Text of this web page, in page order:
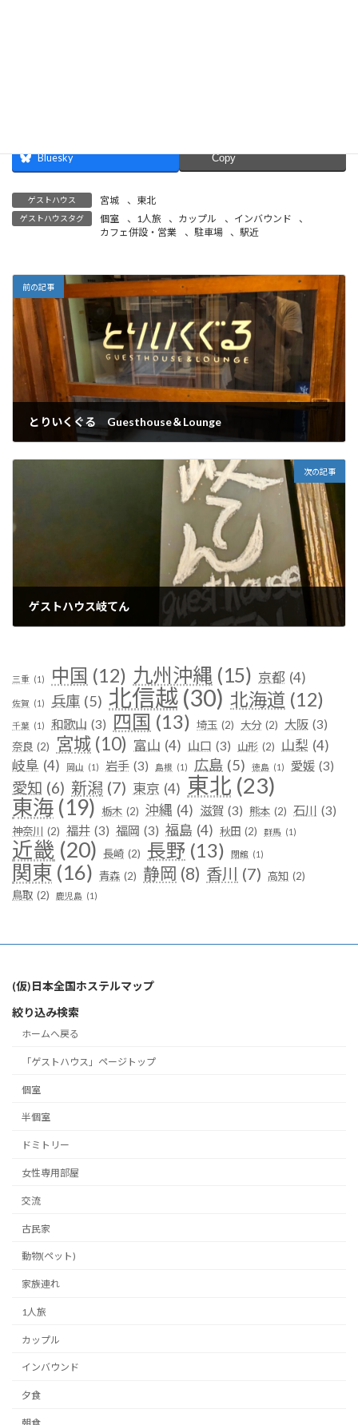
Bluesky Copy
ゲストハウス 宮城 、 東北
ゲストハウスタグ 個室 、 1人旅 、 カップル 、 インバウンド
、
カフェ併設・営業
、 駐車場 、 駅近
前の記事
とりいくぐる Guesthouse＆Lounge
次の記事
ゲストハウス岐てん
三重 (1) 中国 (12) 九州沖縄 (15) 京都 (4)
佐賀 (1) 兵庫 (5) 北信越 (30) 北海道 (12)
千葉 (1) 和歌山 (3) 四国 (13) 埼玉 (2) 大分 (2) 大阪 (3)
奈良 (2) 宮城 (10) 富山 (4) 山口 (3) 山形 (2) 山梨 (4)
岐阜 (4) 岡山 (1) 岩手 (3) 島根 (1) 広島 (5) 徳島 (1) 愛媛 (3)
愛知 (6) 新潟 (7) 東京 (4) 東北 (23)
東海 (19) 栃木 (2) 沖縄 (4) 滋賀 (3) 熊本 (2) 石川 (3)
神奈川 (2) 福井 (3) 福岡 (3) 福島 (4) 秋田 (2) 群馬 (1)
近畿 (20) 長崎 (2) 長野 (13) 閉館 (1)
関東 (16) 青森 (2) 静岡 (8) 香川 (7) 高知 (2)
鳥取 (2) 鹿児島 (1)
(仮)日本全国ホステルマップ
絞り込み検索
ホームへ戻る
「ゲストハウス」ページトップ
個室
半個室
ドミトリー
女性専用部屋
交流
古民家
動物(ペット)
家族連れ
1人旅
カップル
インバウンド
夕食